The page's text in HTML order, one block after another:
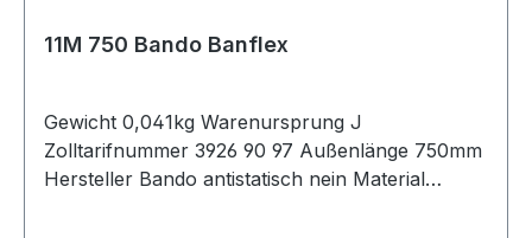
11M 750 Bando Banflex
Gewicht 0,041kg Warenursprung J
Zolltarifnummer 3926 90 97 Außenlänge 750mm
Hersteller Bando antistatisch nein Material